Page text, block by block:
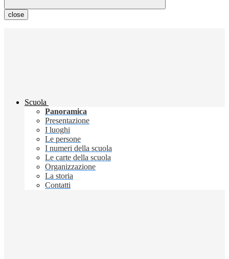
close
Scuola
Panoramica
Presentazione
I luoghi
Le persone
I numeri della scuola
Le carte della scuola
Organizzazione
La storia
Contatti